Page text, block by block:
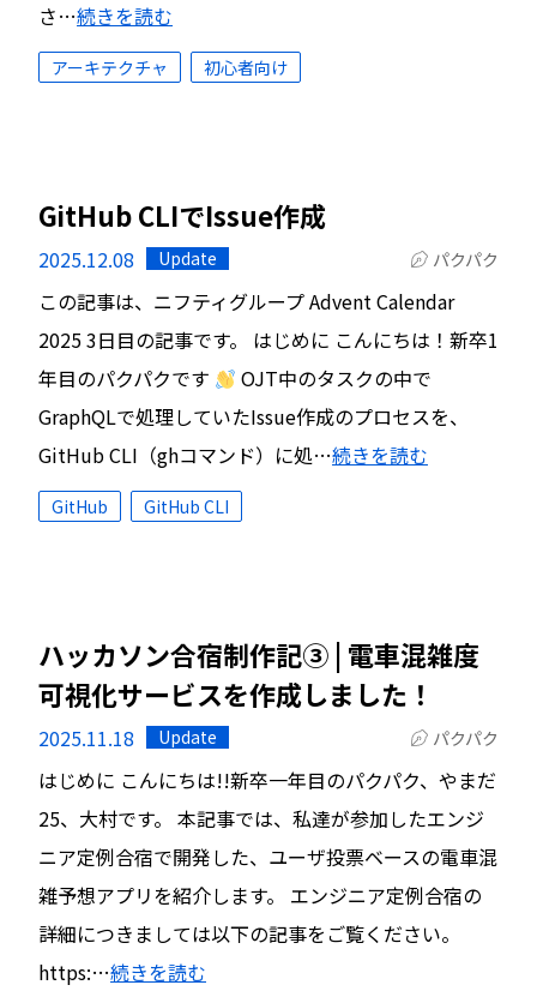
さ…続きを読む
アーキテクチャ 初心者向け
GitHub CLIでIssue作成
2025.12.08 Update パクパク
この記事は、ニフティグループ Advent Calendar
2025 3日目の記事です。 はじめに こんにちは！新卒1
年目のパクパクです
OJT中のタスクの中で
GraphQLで処理していたIssue作成のプロセスを、
GitHub CLI（ghコマンド）に処…続きを読む
GitHub GitHub CLI
ハッカソン合宿制作記③ | 電車混雑度
可視化サービスを作成しました！
2025.11.18 Update パクパク
はじめに こんにちは!!新卒一年目のパクパク、やまだ
25、大村です。 本記事では、私達が参加したエンジ
ニア定例合宿で開発した、ユーザ投票ベースの電車混
雑予想アプリを紹介します。 エンジニア定例合宿の
詳細につきましては以下の記事をご覧ください。
https:…続きを読む